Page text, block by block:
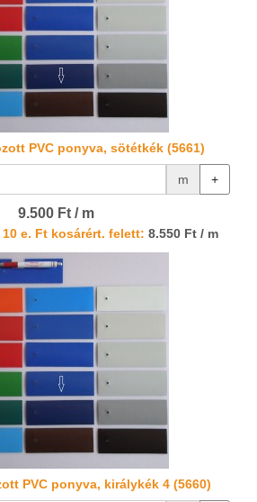
PVC ponyva, sötétkék (5661)
m +
9.500 Ft / m
e. Ft kosárért. felett: 8.550 Ft / m
PVC ponyva, királykék 4 (5660)